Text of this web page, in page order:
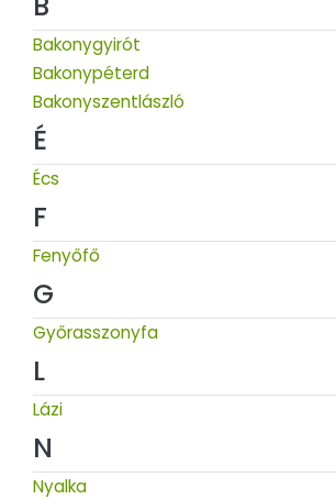
Bakonygyirót
Bakonypéterd
Bakonyszentlászló
É
Écs
F
Fenyőfő
G
Győrasszonyfa
L
Lázi
N
Nyalka